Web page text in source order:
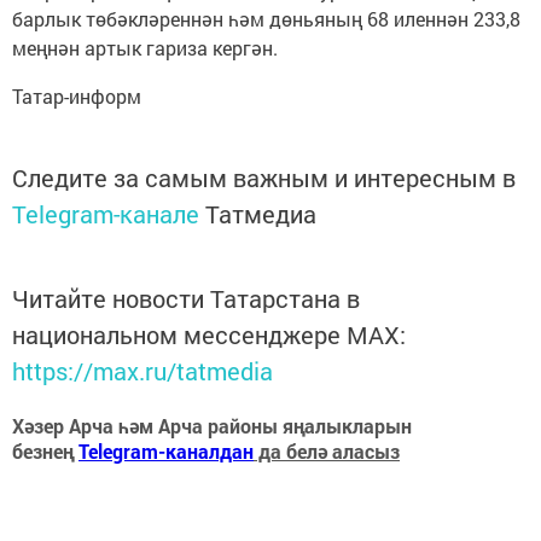
барлык төбәкләреннән һәм дөньяның 68 иленнән 233,8
меңнән артык гариза кергән.
Татар-информ
Следите за самым важным и интересным в
Telegram-канале Татмедиа
Читайте новости Татарстана в
национальном мессенджере MАХ:
https://max.ru/tatmedia
Хәзер Арча һәм Арча районы яңалыкларын
безнеңTelegram-каналданда белә аласыз